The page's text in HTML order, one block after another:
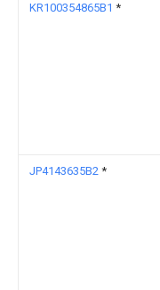
KR100354865B1 *
JP4143635B2 *